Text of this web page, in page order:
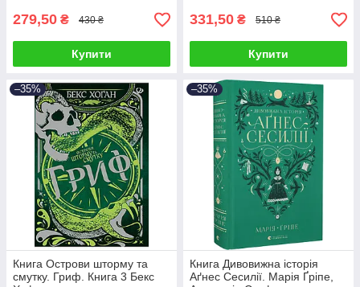
279,50 ₴ 430 ₴
Купити
331,50 ₴ 510 ₴
Купити
–35%
Книга Острови шторму та
смутку. Гриф. Книга 3 Бекс
–35%
Книга Дивовижна історія
Аґнес Сесилії. Марія Ґріпе,